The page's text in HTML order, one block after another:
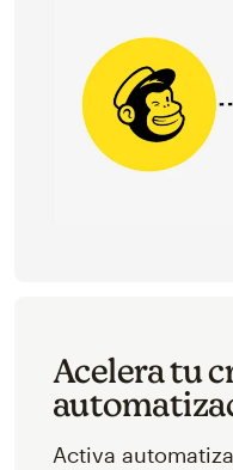
Acelera tu
Activa